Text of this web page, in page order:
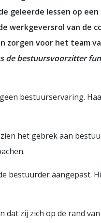
geleerde lessen op
werkgeversrol van de
zorgen voor het team
de bestuursvoorzitter
bestuurservaring.
het gebrek aan
bestuurder aangepast.
dat zij zich op de rand